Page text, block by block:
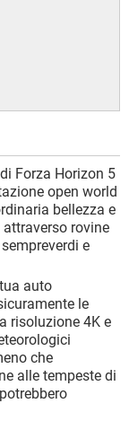
Forza Horizon 5
open world
bellezza e
rovine
e
auto
le
risoluzione 4K e
che
alle tempeste di